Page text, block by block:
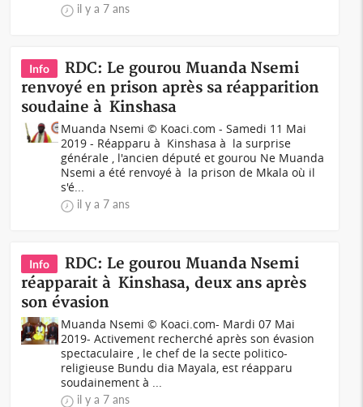
il y a 7 ans
Info
RDC: Le gourou Muanda Nsemi
renvoyé en prison après sa réapparition
soudaine à Kinshasa
Muanda Nsemi © Koaci.com - Samedi 11 Mai
2019 - Réapparu à Kinshasa à la surprise
générale , l'ancien député et gourou Ne Muanda
Nsemi a été renvoyé à la prison de Mkala où il
s'é...
il y a 7 ans
Info
RDC: Le gourou Muanda Nsemi
réapparait à Kinshasa, deux ans après
son évasion
Muanda Nsemi © Koaci.com- Mardi 07 Mai
2019- Activement recherché après son évasion
spectaculaire , le chef de la secte politico-
religieuse Bundu dia Mayala, est réapparu
soudainement à ...
il y a 7 ans